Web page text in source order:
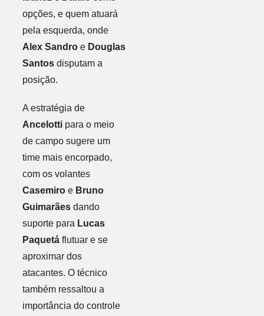
opções, e quem atuará
pela esquerda, onde
Alex Sandroe Douglas
Santosdisputam a
posição.
A estratégia de
Ancelottipara o meio
de campo sugere um
time mais encorpado,
com os volantes
Casemiroe Bruno
Guimarãesdando
suporte para Lucas
Paquetáflutuar e se
aproximar dos
atacantes. O técnico
também ressaltou a
importância do controle